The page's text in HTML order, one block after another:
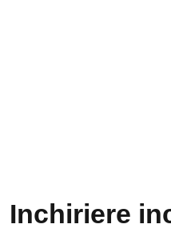
Inchiriere